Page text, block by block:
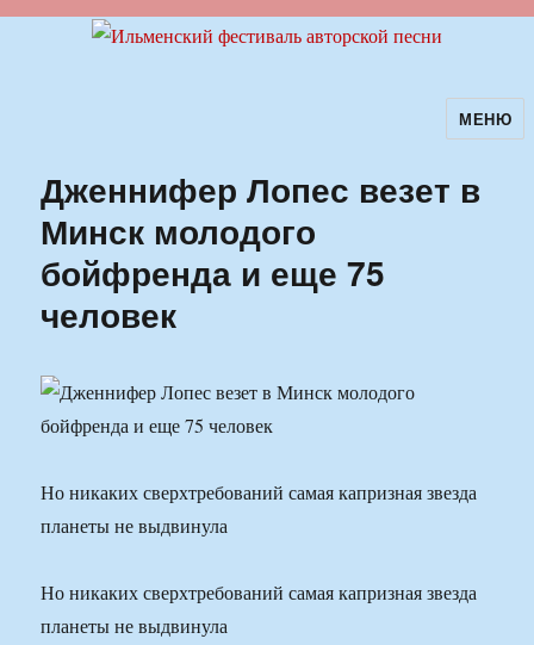
Ильменский фестиваль авторскойМЕНЮ
Дженнифер Лопес везет в
Минск молодого
бойфренда и еще 75
человек
Но никаких сверхтребований самая капризная звезда
планеты не выдвинула
Но никаких сверхтребований самая капризная звезда
планеты не выдвинула